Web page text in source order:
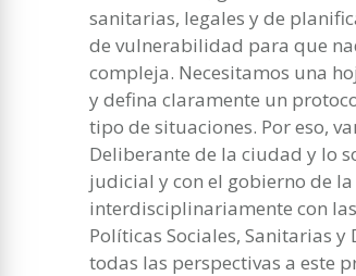
sanitarias, legales y de
de vulnerabilidad para que
compleja. Necesitamos una
y defina claramente un
tipo de situaciones. Por eso,
Deliberante de la ciudad y lo
judicial y con el gobierno de
interdisciplinariamente con
Políticas Sociales, Sanitarias
todas las perspectivas a este